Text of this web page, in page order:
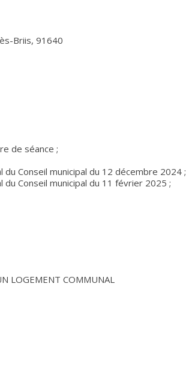
Briis, 91640
de séance ;
Conseil municipal du 12 décembre 2024 ;
Conseil municipal du 11 février 2025 ;
LOGEMENT COMMUNAL